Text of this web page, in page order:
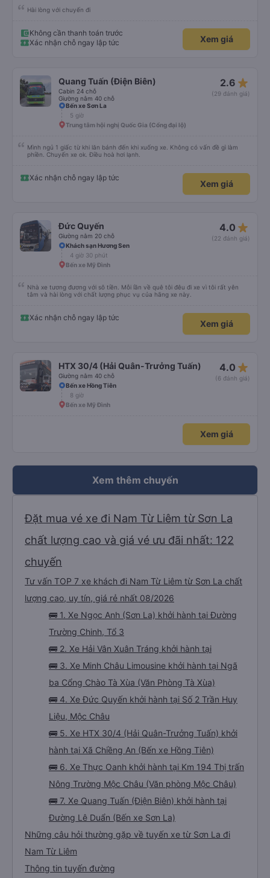
Hài lòng với chuyến đi
Không cần thanh toán trước
Xác nhận chỗ ngay lập tức
Xem giá
Quang Tuấn (Điện Biên)
Cabin 24 chỗ
Giường nằm 40 chỗ
2.6 star_rate
(29 đánh giá)
Bến xe Sơn La
5 giờ
Trung tâm hội nghị Quốc Gia (Cổng đại lộ)
Mình ngủ 1 giấc từ khi lăn bánh đến khi xuống xe. Không có vấn đề gì làm
phiền. Chuyến xe ok. Điều hoà hơi lạnh.
Xác nhận chỗ ngay lập tức
Xem giá
Đức Quyến
Giường nằm 20 chỗ
4.0 star_rate
(22 đánh giá)
Khách sạn Hương Sen
4 giờ 30 phút
Bến xe Mỹ Đình
Nhà xe tương đương với sô tiền. Mỗi lần về quê tôi đêu đi xe vì tôi rất yên
tâm và hài lòng với chất lượng phục vụ của hãng xe này.
Xác nhận chỗ ngay lập tức
Xem giá
HTX 30/4 (Hải Quân-Trưởng Tuấn)
Giường nằm 40 chỗ
4.0 star_rate
(6 đánh giá)
Bến xe Hồng Tiên
8 giờ
Bến xe Mỹ Đình
Xem giá
Xem thêm chuyến
Đặt mua vé xe đi Nam Từ Liêm từ Sơn La
chất lượng cao và giá vé ưu đãi nhất: 122
chuyến
Tư vấn TOP 7 xe khách đi Nam Từ Liêm từ Sơn La chất
lượng cao, uy tín, giá rẻ nhất 08/2026
🚌 1. Xe Ngọc Anh (Sơn La) khởi hành tại Đường
Trường Chinh, Tổ 3
🚌 2. Xe Hải Vân Xuân Tráng khởi hành tại
🚌 3. Xe Minh Châu Limousine khởi hành tại Ngã
ba Cổng Chào Tà Xùa (Văn Phòng Tà Xùa)
🚌 4. Xe Đức Quyến khởi hành tại Số 2 Trần Huy
Liệu, Mộc Châu
🚌 5. Xe HTX 30/4 (Hải Quân-Trưởng Tuấn) khởi
hành tại Xã Chiềng An (Bến xe Hồng Tiên)
🚌 6. Xe Thực Oanh khởi hành tại Km 194 Thị trấn
Nông Trường Mộc Châu (Văn phòng Mộc Châu)
🚌 7. Xe Quang Tuấn (Điện Biên) khởi hành tại
Đường Lê Duẩn (Bến xe Sơn La)
Những câu hỏi thường gặp về tuyến xe từ Sơn La đi
Nam Từ Liêm
Thông tin tuyến đường